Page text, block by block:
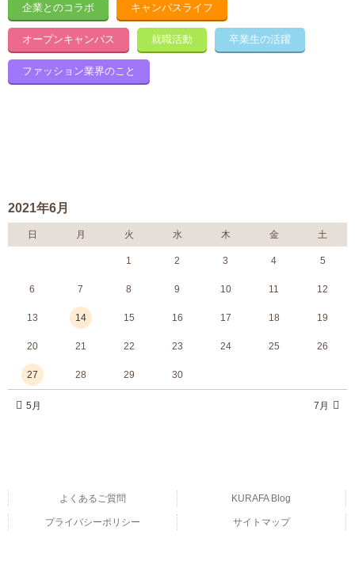
企業とのコラボ キャンパスライフ
オープンキャンパス 就職活動 卒業生の活躍
ファッション業界のこと
2021年6月
日 月 火 水 木 金 土
1 2 3 4 5
6 7 8 9 10 11 12
13 14 15 16 17 18 19
20 21 22 23 24 25 26
27 28 29 30
5月 7月
よくあるご質問 KURAFA Blog
プライバシーポリシー サイトマップ